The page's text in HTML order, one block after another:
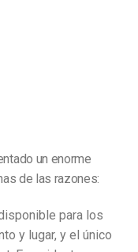
un enorme
de las razones:
para los
y lugar, y el único